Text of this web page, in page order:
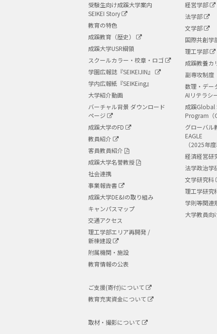
受験生向け成蹊大学案内
SEIKEI Story
教育の特色
成蹊教育（歴史）
成蹊大学USR綱領
スクールカラー・校章・ロゴ
学園広報誌『SEIKEIJIN』
学内広報紙『SEIKEing』
大学紹介動画
バーチャル背景 ダウンロード
ページ
成蹊大学のFD
教員紹介
客員教員紹介
成蹊大学名誉教授
社会連携
事業報告書
成蹊大学DE&Iの取り組み
キャンパスマップ
交通アクセス
理工学部エリア再開発 /
新棟建設
附属機関・施設
教育情報の公表
ご支援(寄付)について
教育充実資金について
取材・撮影について
経営学部
法学部
文学部
国際共創学
理工学部
成蹊教養カ
副専攻制度
数理・デー
AIリテラシ
成蹊Global
Program（
グローバル
EAGLE
（2025年
経済経営研
法学政治学
文学研究科
理工学研究
学則等関連
大学教員向